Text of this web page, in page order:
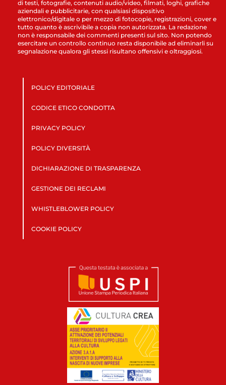
di testi, fotografie, contenuti audio/video, filmati, loghi, grafiche
aziendali e pubblicitarie, con qualsiasi dispositivo
elettronico/digitale o per mezzo di fotocopie, registrazioni, cover e
tutto quanto è ascrivibile a copia non autorizzata. La redazione
non è responsabile dei commenti presenti sul sito. Non potendo
esercitare un controllo continuo resta disponibile ad eliminarli su
segnalazione qualora gli stessi risultano offensivi e oltraggiosi.
POLICY EDITORIALE
CODICE ETICO CONDOTTA
PRIVACY POLICY
POLICY DIVERSITÀ
DICHIARAZIONE DI TRASPARENZA
GESTIONE DEI RECLAMI
WHISTLEBLOWER POLICY
COOKIE POLICY